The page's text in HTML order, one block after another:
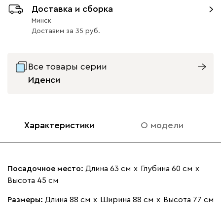
Бентори
Бежевый Графит
Бежевый Изумруд Марсала Молочный
48 Доставка и сборка
Минск
Доставим за 35
Все товары серии
Иденси
Характеристики О модели
Посадочное место: Длина 63 см х Глубина 60 см х
Высота 45 см
Размеры: Длина 88 см х Ширина 88 см х Высота 77 см